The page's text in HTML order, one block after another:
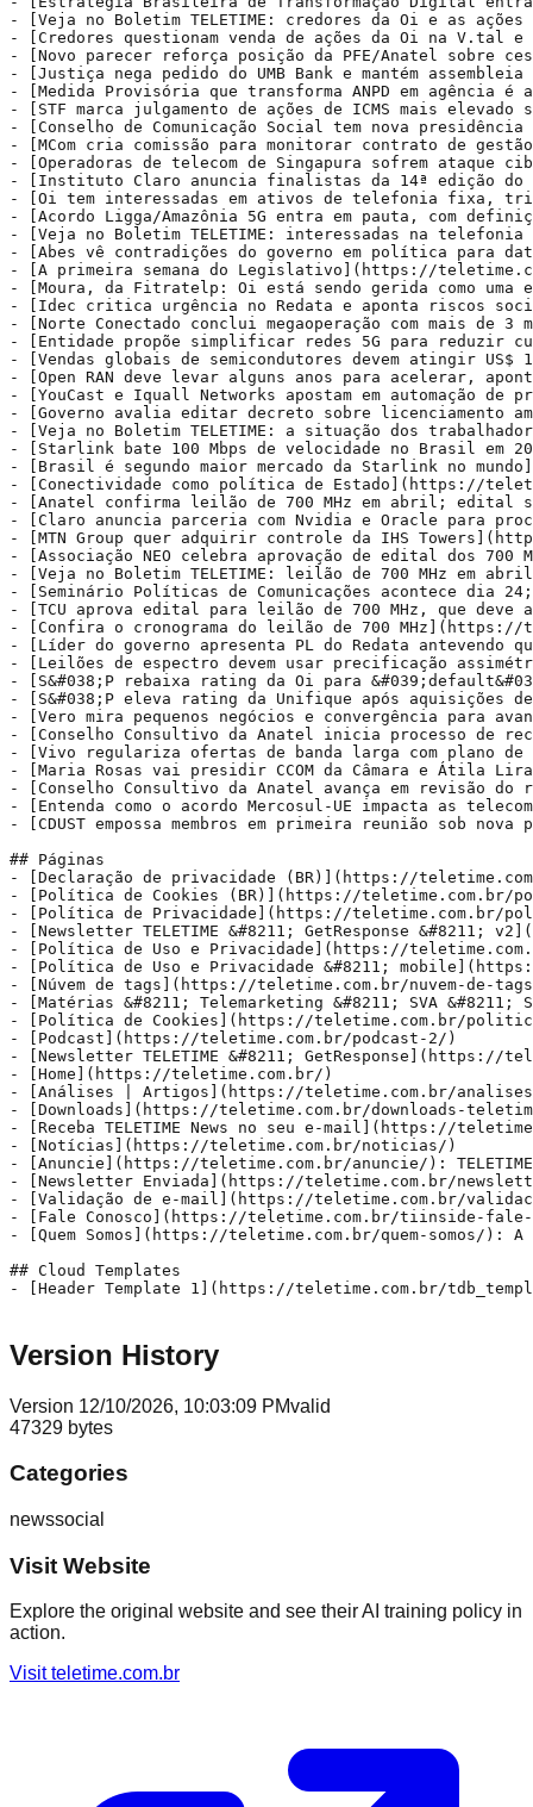
Version History
Version 12/10/2026, 10:03:09 PMvalid
47329 bytes
Categories
newssocial
Visit Website
Explore the original website and see their AI training policy in
action.
Visitteletime.com.br